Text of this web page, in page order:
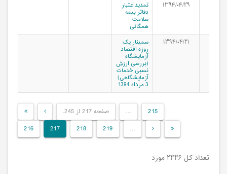
۱۳۹۴/۰۴/۲۹ تمدیداعتبار
دفاتر بیمه
سلامت
همگانی
۱۳۹۴/۰۴/۲۱
سمینار یک
روزه اقتصاد
آزمایشگاه
(بررسی ارزش
نسبی خدمات
آزمایشگاهی)
3 مرداد 1394
صفحه 217 از 245. …
215
216
217 218 219 …
تعداد کل ۲۴۴۶ مورد